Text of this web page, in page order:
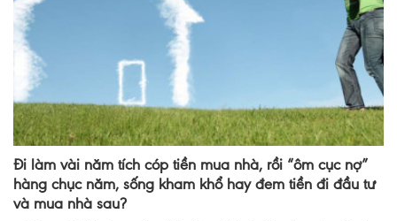
Đi làm vài năm tích cóp tiền mua nhà, rồi “ôm cục nợ”
hàng chục năm, sống kham khổ hay đem tiền đi đầu tư
và mua nhà sau?